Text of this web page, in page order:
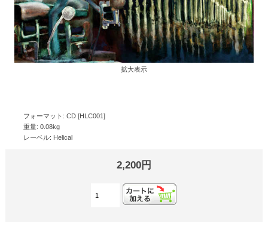
拡大表示
フォーマット: CD [HLC001]
重量: 0.08kg
レーベル: Helical
2,200円